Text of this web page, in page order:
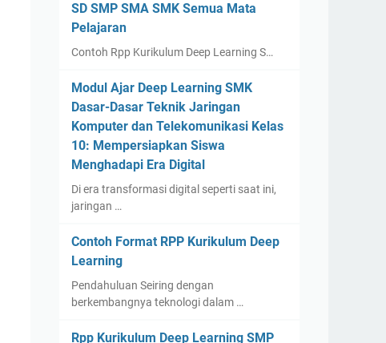
SD SMP SMA SMK Semua Mata
Pelajaran
Contoh Rpp Kurikulum Deep Learning S…
Modul Ajar Deep Learning SMK
Dasar-Dasar Teknik Jaringan
Komputer dan Telekomunikasi Kelas
10: Mempersiapkan Siswa
Menghadapi Era Digital
Di era transformasi digital seperti saat ini,
jaringan …
Contoh Format RPP Kurikulum Deep
Learning
Pendahuluan Seiring dengan
berkembangnya teknologi dalam …
Rpp Kurikulum Deep Learning SMP